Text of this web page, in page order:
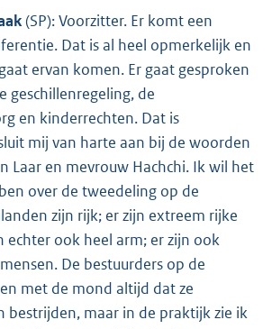
(SP): Voorzitter. Er komt een
Dat is al heel opmerkelijk en
ervan komen. Er gaat gesproken
geschillenregeling, de
en kinderrechten. Dat is
mij van harte aan bij de woorden
Laar en mevrouw Hachchi. Ik wil het
over de tweedeling op de
zijn rijk; er zijn extreem rijke
echter ook heel arm; er zijn ook
De bestuurders op de
met de mond altijd dat ze
bestrijden, maar in de praktijk zie ik